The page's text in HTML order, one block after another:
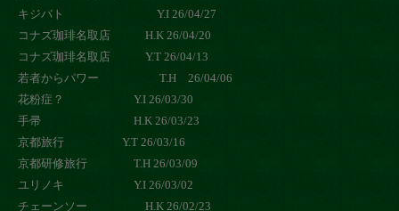
キジバト Y.I 26/04/27
コナズ珈琲名取店 H.K 26/04/20
コナズ珈琲名取店 Y.T 26/04/13
若者からパワー T.H 26/04/06
花粉症？ Y.I 26/03/30
手帚 H.K 26/03/23
京都旅行 Y.T 26/03/16
京都研修旅行 T.H 26/03/09
ユリノキ Y.I 26/03/02
チェーンソー H.K 26/02/23